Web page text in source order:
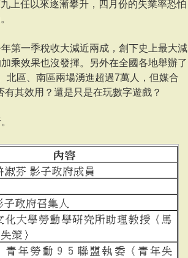
上任以來逐漸攀升，四月份的失業率恐怕
第一季稅收大減近兩成，創下史上最大減
乘效果也沒發揮。另外在全國各地舉辦了
北區、南區兩場湧進超過7萬人，但媒合
其效用？還是只是在玩數字遊戲？